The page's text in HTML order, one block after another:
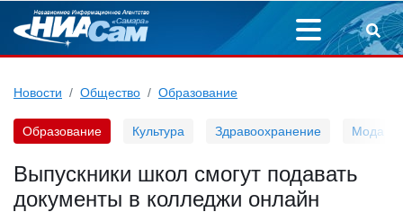
Новости Общество Образование
Образование Культура Здравоохранение Мода
Выпускники школ смогут подавать
документы в колледжи онлайн